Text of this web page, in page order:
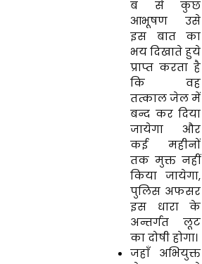
ब से कुछ
आभूषण उसे
इस बात का
भय दिखाते हुये
प्राप्त करता है
कि वह
तत्काल जेल में
बन्द कर दिया
जायेगा और
कई महीनों
तक मुक्त नहीं
किया जायेगा,
पुलिस अफसर
इस धारा के
अन्तर्गत लूट
का दोषी होगा।
जहाँ अभियुक्त